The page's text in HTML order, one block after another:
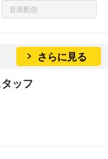
音楽配信
さらに見る
ッフ